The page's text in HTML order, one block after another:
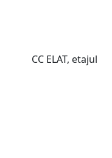
CC ELAT, etajul